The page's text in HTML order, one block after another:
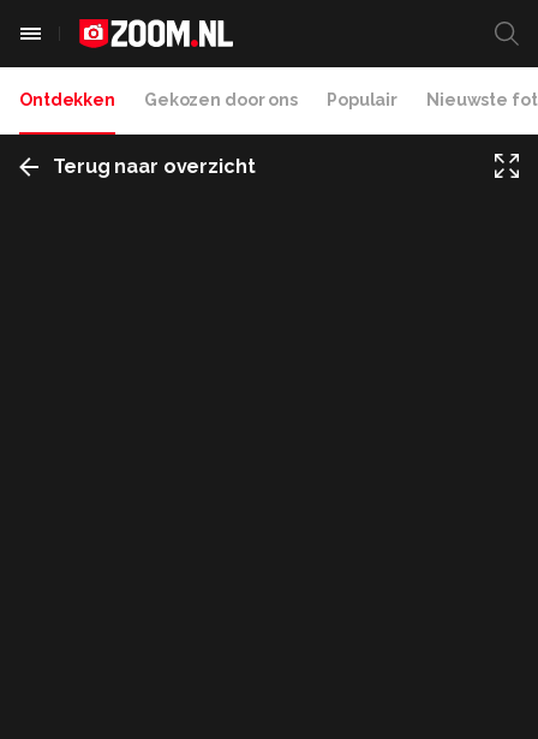
Ontdekken Gekozen door ons Populair Nieuwste
Terug naar overzicht